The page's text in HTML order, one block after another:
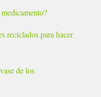
reciclados para hacer
de los